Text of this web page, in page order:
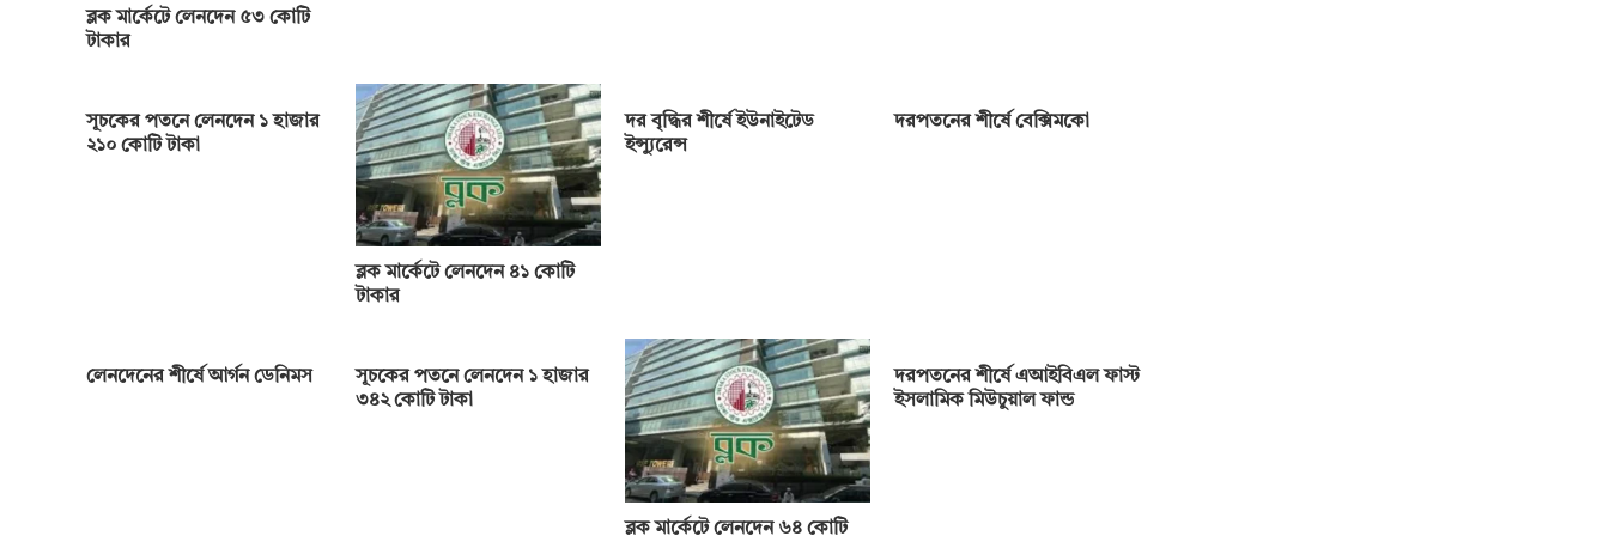
ব্লক মার্কেটে লেনদেন ৫৩ কোটি
টাকার
সূচকের পতনে লেনদেন ১ হাজার
২১০ কোটি টাকা
ব্লক মার্কেটে লেনদেন ৪১ কোটি
টাকার
দর বৃদ্ধির শীর্ষে ইউনাইটেড
ইন্স্যুরেন্স
দরপতনের শীর্ষে বেক্সিমকো
লেনদেনের শীর্ষে আর্গন ডেনিমস
সূচকের পতনে লেনদেন ১ হাজার
৩৪২ কোটি টাকা
ব্লক মার্কেটে লেনদেন ৬৪ কোটি
দরপতনের শীর্ষে এআইবিএল ফাস্ট
ইসলামিক মিউচুয়াল ফান্ড